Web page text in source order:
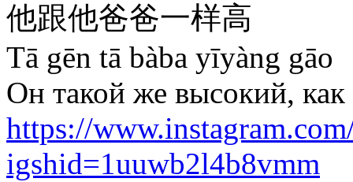
他跟他爸爸一样高
Tā gēn tā bàba yīyàng gāo
Он такой же высокий, как
https://
igshid=1uuwb2l4b8vmm